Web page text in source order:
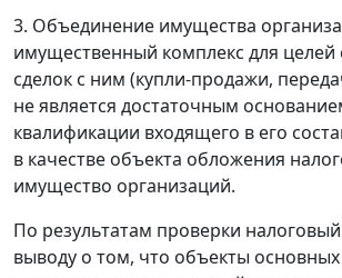
3. Объединение имущества
имущественный комплекс для
сделок с ним (купли-продажи,
не является достаточным
квалификации входящего в его
в качестве объекта обложения
имущество организаций.
По результатам проверки
выводу о том, что объекты основных